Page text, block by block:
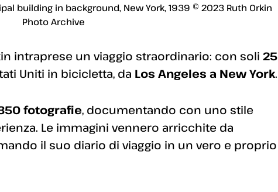
building in background, New York, 1939 © 2023 Ruth Orkin
Photo Archive
intraprese un viaggio straordinario: con soli 25
Uniti in bicicletta, da Los Angeles a New York.
fotografie, documentando con uno stile
Le immagini vennero arricchite da
il suo diario di viaggio in un vero e proprio